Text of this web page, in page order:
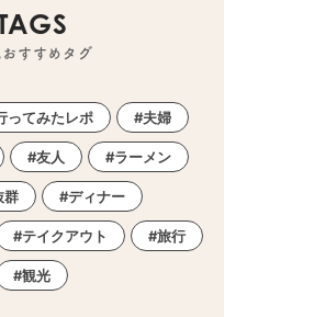
おすすめタグ
ってみたレポ 夫婦
友人 ラーメン
群 ディナー
テイクアウト 旅行
観光